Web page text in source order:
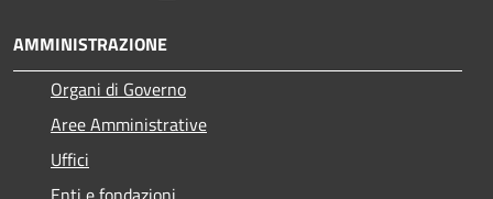
AMMINISTRAZIONE
Organi di Governo
Aree Amministrative
Uffici